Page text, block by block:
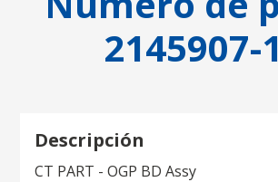
2145907-
Descripción
CT PART - OGP BD Assy